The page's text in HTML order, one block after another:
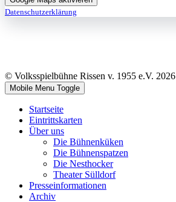
Datenschutzerklärung
© Volksspielbühne Rissen v. 1955 e.V. 2026
Mobile Menu Toggle
Startseite
Eintrittskarten
Über uns
Die Bühnenküken
Die Bühnenspatzen
Die Nesthocker
Theater Sülldorf
Presseinformationen
Archiv